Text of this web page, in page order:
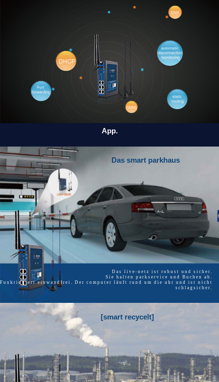
App.
Das smart parkhaus
Das live-netz ist robust und sicher.
Sie halten parkservice und Buchen ab.
Funktioniert einwandfrei. Der computer läuft rund um die uhr und ist nicht
schlagsicher.
[smart recycelt]